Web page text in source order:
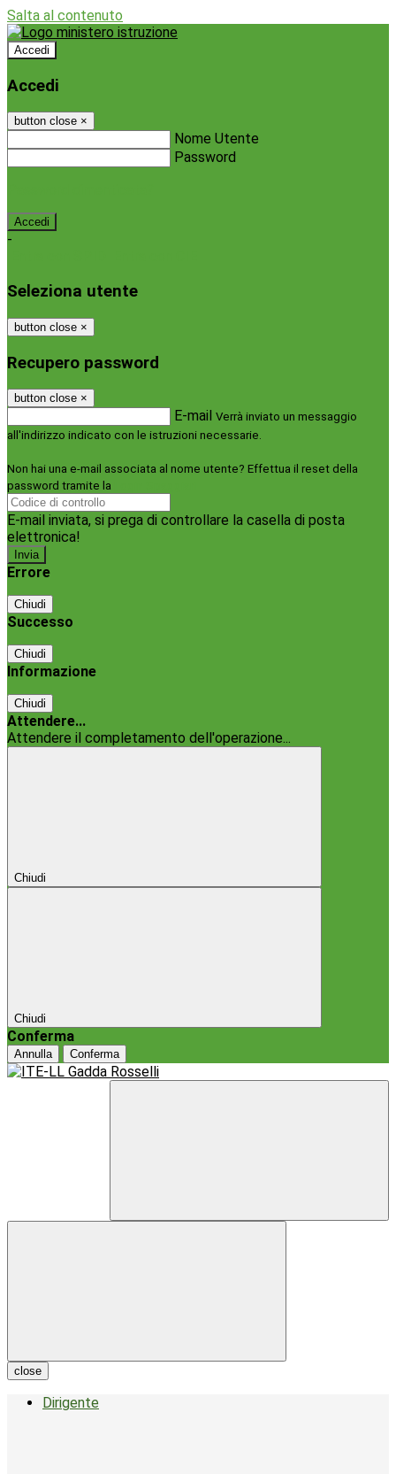
Salta al contenuto
Accedi
Accedi
button close ×
Nome Utente
Password
-
Seleziona utente
button close ×
Recupero password
button close ×
E-mail Verrà inviato un messaggio
all'indirizzo indicato con le istruzioni necessarie.
Non hai una e-mail associata al nome utente? Effettua il reset della
password tramite la
E-mail inviata, si prega di controllare la casella di posta
elettronica!
Errore
Chiudi
Successo
Chiudi
Informazione
Chiudi
Attendere...
Attendere il completamento dell'operazione...
Chiudi
Chiudi
Conferma
Annulla Conferma
close
Dirigente